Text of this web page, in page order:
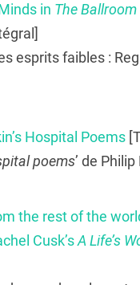
in The Ballroom
esprits faibles :
Hospital Poems
poems’ de
the rest of the
Cusk’sA Life’s